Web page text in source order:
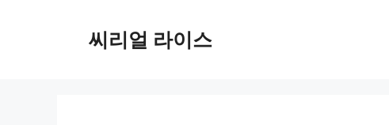
씨리얼 라이스